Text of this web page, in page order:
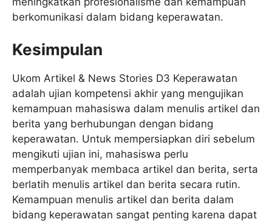
berkomunikasi dalam bidang keperawatan.
Kesimpulan
Ukom Artikel & News Stories D3 Keperawatan
adalah ujian kompetensi akhir yang mengujikan
kemampuan mahasiswa dalam menulis artikel dan
berita yang berhubungan dengan bidang
keperawatan. Untuk mempersiapkan diri sebelum
mengikuti ujian ini, mahasiswa perlu
memperbanyak membaca artikel dan berita, serta
berlatih menulis artikel dan berita secara rutin.
Kemampuan menulis artikel dan berita dalam
bidang keperawatan sangat penting karena dapat